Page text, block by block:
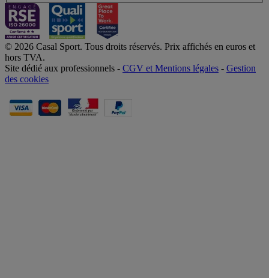
© 2026 Casal Sport. Tous droits réservés. Prix affichés en euros et
hors TVA.
Site dédié aux professionnels - CGV et Mentions légales - Gestion
des cookies